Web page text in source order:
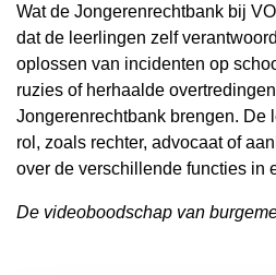
Wat de Jongerenrechtbank bij
dat de leerlingen zelf
oplossen van incidenten op
ruzies of herhaalde
Jongerenrechtbank brengen. De
rol, zoals rechter, advocaat of
over de verschillende functies in
De videoboodschap van